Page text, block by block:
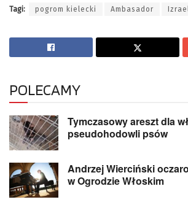
Tagi: pogrom kielecki Ambasador
POLECAMY
Tymczasowy areszt dla
pseudohodowli psów
Andrzej Wierciński
w Ogrodzie Włoskim